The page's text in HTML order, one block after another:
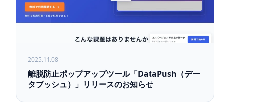
2025.11.08
離脱防止ポップアップツール「DataPush（デー
タプッシュ）」リリースのお知らせ